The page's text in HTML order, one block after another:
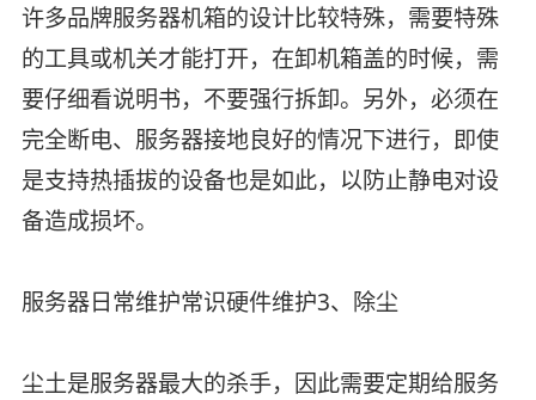
许多品牌服务器机箱的设计比较特殊，需要特殊
的工具或机关才能打开，在卸机箱盖的时候，需
要仔细看说明书，不要强行拆卸。另外，必须在
完全断电、服务器接地良好的情况下进行，即使
是支持热插拔的设备也是如此，以防止静电对设
备造成损坏。
服务器日常维护常识硬件维护3、除尘
尘土是服务器最大的杀手，因此需要定期给服务